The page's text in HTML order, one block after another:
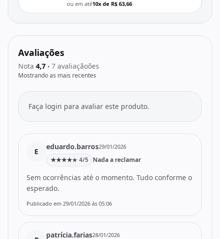
ou em até10x de R$ 63,66
Avaliações
Nota 4,7 • 7 avaliaçãoões
Mostrando as mais recentes
Faça login para avaliar este produto.
E
eduardo.barros29/01/2026
★★★★★ 4/5 Nada a reclamar
Sem ocorrências até o momento. Tudo conforme o
esperado.
Publicado em 29/01/2026 às 05:06
patrícia.farias28/01/2026